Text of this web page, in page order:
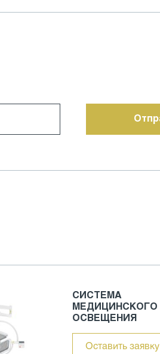
СИСТЕМА
МЕДИЦИНСКОГО
ОСВЕЩЕНИЯ
Оставить заявку